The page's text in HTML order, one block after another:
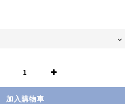
加入購物車